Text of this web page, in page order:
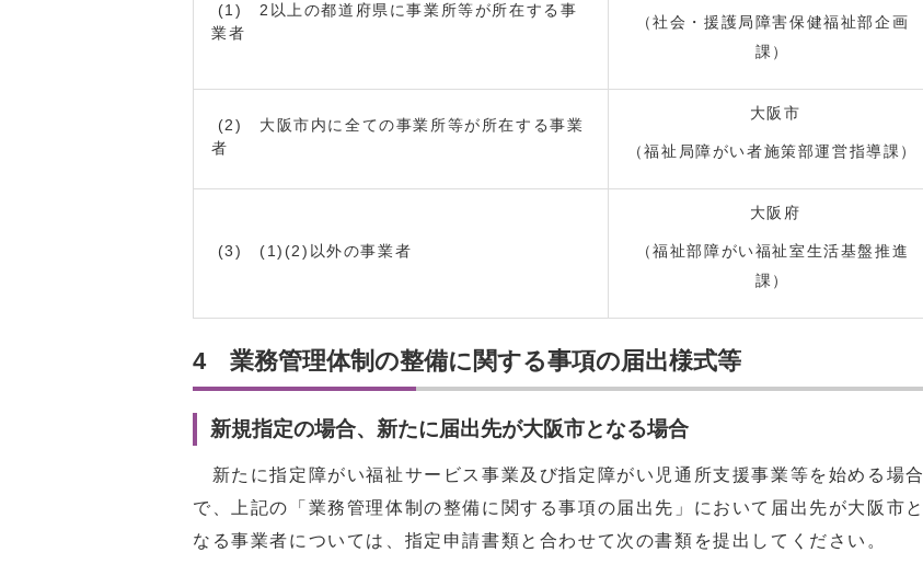
(1) 2以上の都道府県に事業所等が所在する事
業者
（社会・援護局障害保健福祉部企画
課）
(2) 大阪市内に全ての事業所等が所在する事業
者
大阪市
（福祉局障がい者施策部運営指導課）
(3) (1)(2)以外の事業者
大阪府
（福祉部障がい福祉室生活基盤推進
課）
4 業務管理体制の整備に関する事項の届出様式等
新規指定の場合、新たに届出先が大阪市となる場合
新たに指定障がい福祉サービス事業及び指定障がい児通所支援事業等を始める場合
で、上記の「業務管理体制の整備に関する事項の届出先」において届出先が大阪市と
なる事業者については、指定申請書類と合わせて次の書類を提出してください。